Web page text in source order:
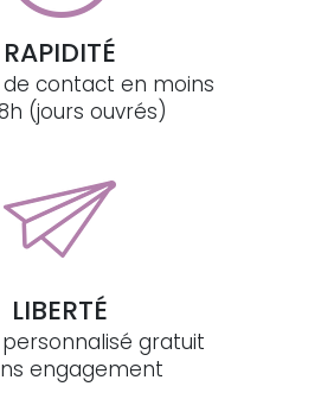
RAPIDITÉ
de contact en moins
(jours ouvrés)
LIBERTÉ
personnalisé gratuit
engagement